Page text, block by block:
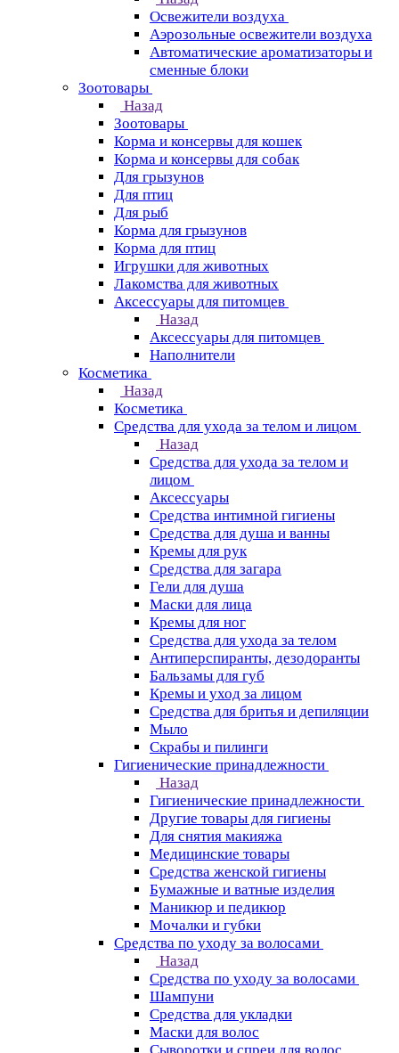
Освежители воздуха
Аэрозольные освежители воздуха
Автоматические ароматизаторы и
сменные блоки
Зоотовары
Назад
Зоотовары
Корма и консервы для кошек
Корма и консервы для собак
Для грызунов
Для птиц
Для рыб
Корма для грызунов
Корма для птиц
Игрушки для животных
Лакомства для животных
Аксессуары для питомцев
Назад
Аксессуары для питомцев
Наполнители
Косметика
Назад
Косметика
Средства для ухода за телом и лицом
Назад
Средства для ухода за телом и
лицом
Аксессуары
Средства интимной гигиены
Средства для душа и ванны
Кремы для рук
Средства для загара
Гели для душа
Маски для лица
Кремы для ног
Средства для ухода за телом
Антиперспиранты, дезодоранты
Бальзамы для губ
Кремы и уход за лицом
Средства для бритья и депиляции
Мыло
Скрабы и пилинги
Гигиенические принадлежности
Назад
Гигиенические принадлежности
Другие товары для гигиены
Для снятия макияжа
Медицинские товары
Средства женской гигиены
Бумажные и ватные изделия
Маникюр и педикюр
Мочалки и губки
Средства по уходу за волосами
Назад
Средства по уходу за волосами
Шампуни
Средства для укладки
Маски для волос